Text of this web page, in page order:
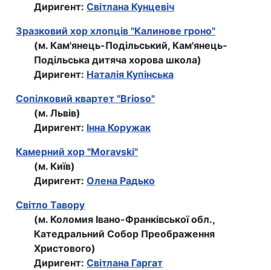
Диригент: Світлана Кунцевіч
Зразковий хор хлопців "Калинове гроно"
(м. Кам'янець-Подільський, Кам'янець-
Подільська дитяча хорова школа)
Диригент: Наталія Купінська
Сопілковий квартет "Brioso"
(м. Львів)
Диригент: Інна Коружак
Камерний хор "Moravski"
(м. Київ)
Диригент: Олена Радько
Світло Тавору
(м. Коломия Івано-Франківської обл.,
Катедральний Собор Преображення
Христового)
Диригент: Світлана Гаргат